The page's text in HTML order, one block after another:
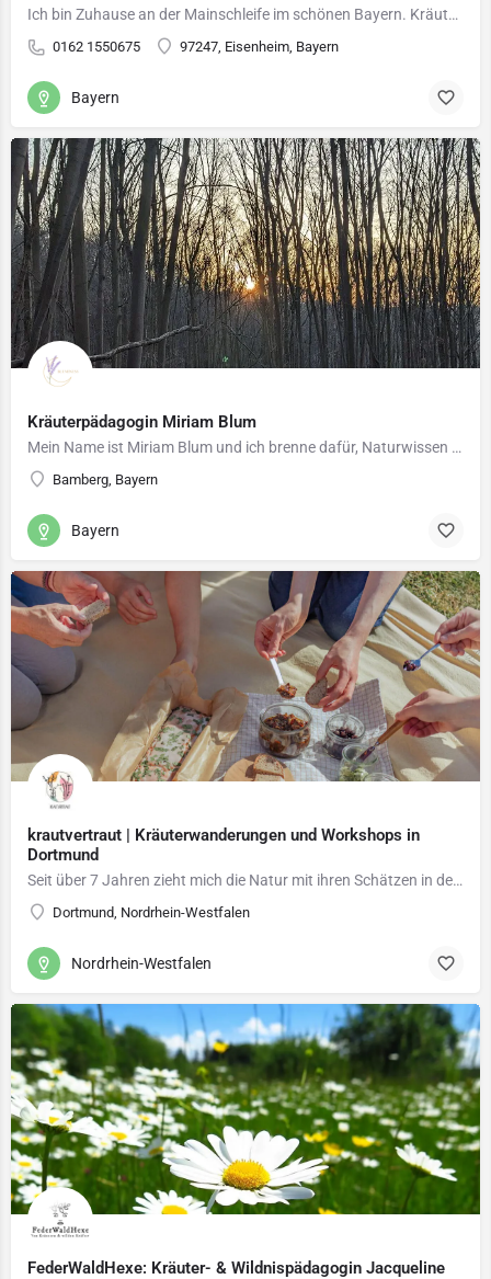
Ich bin Zuhause an der Mainschleife im schönen Bayern. Kräuterwanderungen, Workshops, ganzheitliche…
0162 1550675 97247, Eisenheim, Bayern
Bayern
Kräuterpädagogin Miriam Blum
Mein Name ist Miriam Blum und ich brenne dafür, Naturwissen weiterzugeben! Das Praktizieren von…
Bamberg, Bayern
Bayern
krautvertraut | Kräuterwanderungen und Workshops in
Dortmund
Seit über 7 Jahren zieht mich die Natur mit ihren Schätzen in den Bann und ich beschäftige mich intensiv mit…
Dortmund, Nordrhein-Westfalen
Nordrhein-Westfalen
FederWaldHexe: Kräuter- & Wildnispädagogin Jacqueline